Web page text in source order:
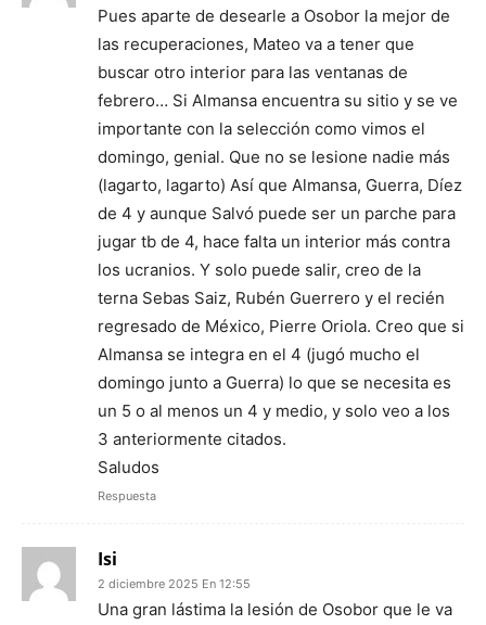
Pues aparte de desearle a Osobor la mejor de
las recuperaciones, Mateo va a tener que
buscar otro interior para las ventanas de
febrero… Si Almansa encuentra su sitio y se ve
importante con la selección como vimos el
domingo, genial. Que no se lesione nadie más
(lagarto, lagarto) Así que Almansa, Guerra, Díez
de 4 y aunque Salvó puede ser un parche para
jugar tb de 4, hace falta un interior más contra
los ucranios. Y solo puede salir, creo de la
terna Sebas Saiz, Rubén Guerrero y el recién
regresado de México, Pierre Oriola. Creo que si
Almansa se integra en el 4 (jugó mucho el
domingo junto a Guerra) lo que se necesita es
un 5 o al menos un 4 y medio, y solo veo a los
3 anteriormente citados.
Saludos
Respuesta
Isi
2 diciembre 2025 En 12:55
Una gran lástima la lesión de Osobor que le va